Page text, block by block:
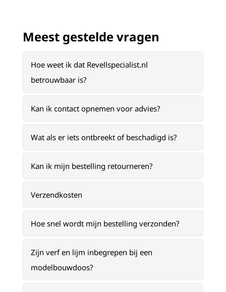
Meest gestelde vragen
Hoe weet ik dat Revellspecialist.nl
betrouwbaar is?
Kan ik contact opnemen voor advies?
Wat als er iets ontbreekt of beschadigd is?
Kan ik mijn bestelling retourneren?
Verzendkosten
Hoe snel wordt mijn bestelling verzonden?
Zijn verf en lijm inbegrepen bij een
modelbouwdoos?